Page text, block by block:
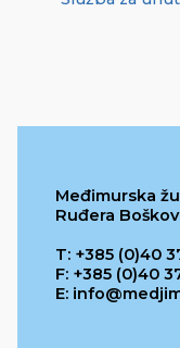
Međimurska
Ruđera
T: +385 (0)40
F: +385 (0)40
E: